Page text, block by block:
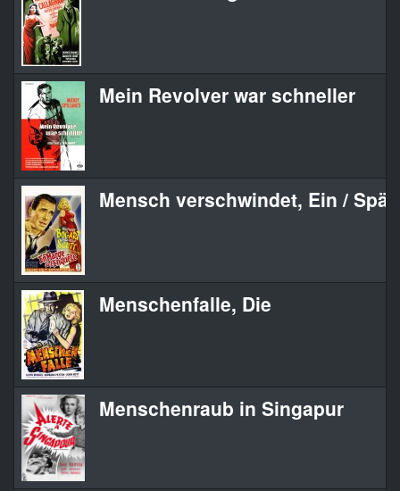
Mein Revolver war schneller
Mensch verschwindet, Ein /
Menschenfalle, Die
Menschenraub in Singapur